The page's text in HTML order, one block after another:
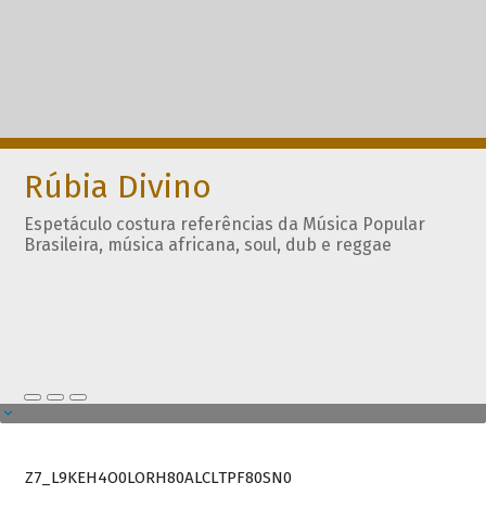
Rúbia Divino
Espetáculo costura referências da Música Popular
Brasileira, música africana, soul, dub e reggae
Z7_L9KEH4O0LORH80ALCLTPF80SN0